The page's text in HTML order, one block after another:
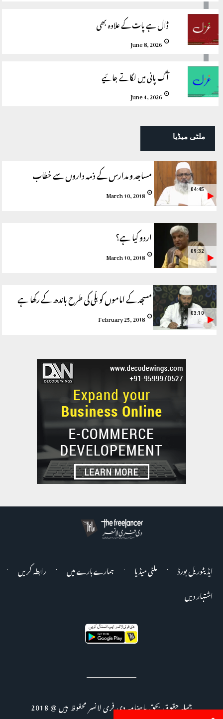
ڈال ہے پات کے علاوہ بھی
June 8, 2026
آگ پانی میں لگاتے جائیے
June 4, 2026
ملٹی میڈیا
مساجد و مدارس کے ذمہ داروں سے خطاب
March 10, 2018 04:45
اردو کیا ہے؟
March 10, 2018 09:32
مسجد کے اماموں کو بلّی کی طرح باندھ کے رکھا ہے
February 25, 2018 03:10
ایڈیٹوریل بورڈ ملٹی میڈیا ہمارے بارے میں
رابطہ کریں
اشتہار دیں
جملہ حقوق بحق ماہنامہ دی فری لانسر محفوظ ہیں @ 2018